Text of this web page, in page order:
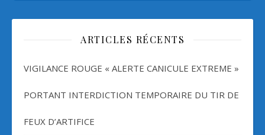
ARTICLES RÉCENTS
VIGILANCE ROUGE « ALERTE CANICULE EXTREME »
PORTANT INTERDICTION TEMPORAIRE DU TIR DE
FEUX D’ARTIFICE